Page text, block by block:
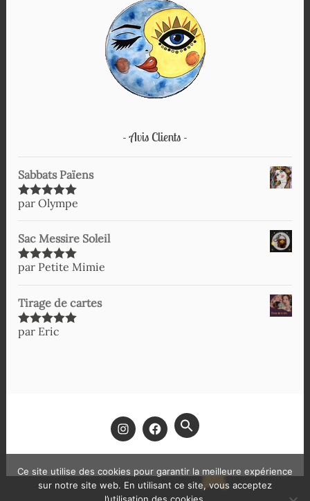
Avis Clients
Sabbats Païens
Note5sur
par Olympe
Sac Messire Soleil
Note5sur
par Petite Mimie
Tirage de cartes
Note5sur
par Eric
SEARCH
FOR:
Ce site utilise des cookies pour garantir la meilleure expérience
sur notre site web. En utilisant ce site, vous acceptez